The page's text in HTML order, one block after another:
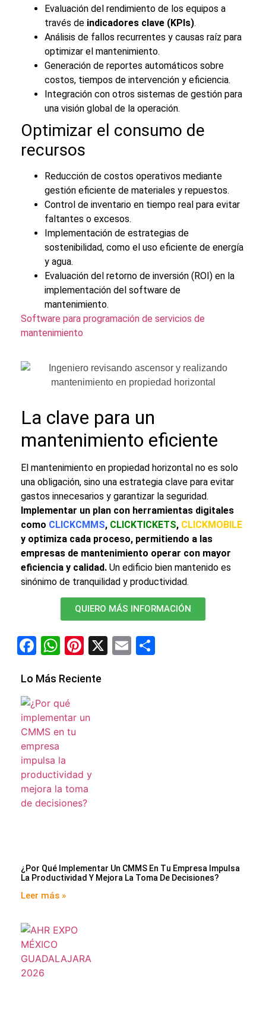
Evaluación del rendimiento de los equipos a
través de indicadores clave (KPIs).
Análisis de fallos recurrentes y causas raíz para
optimizar el mantenimiento.
Generación de reportes automáticos sobre
costos, tiempos de intervención y eficiencia.
Integración con otros sistemas de gestión para
una visión global de la operación.
Optimizar el consumo de
recursos
Reducción de costos operativos mediante
gestión eficiente de materiales y repuestos.
Control de inventario en tiempo real para evitar
faltantes o excesos.
Implementación de estrategias de
sostenibilidad, como el uso eficiente de energía
y agua.
Evaluación del retorno de inversión (ROI) en la
implementación del software de
mantenimiento.
Software para programación de servicios de
mantenimiento
La clave para un
mantenimiento eficiente
El mantenimiento en propiedad horizontal no es solo
una obligación, sino una estrategia clave para evitar
gastos innecesarios y garantizar la seguridad.
Implementar un plan con herramientas digitales
como CLICKCMMS, CLICKTICKETS, CLICKMOBILE
y optimiza cada proceso, permitiendo a las
empresas de mantenimiento operar con mayor
eficiencia y calidad. Un edificio bien mantenido es
sinónimo de tranquilidad y productividad.
QUIERO MÁS INFORMACIÓN
Facebook
WhatsApp
Pinterest
X Email
Lo Más Reciente
¿Por Qué Implementar Un CMMS En Tu Empresa Impulsa
La Productividad Y Mejora La Toma De Decisiones?
Leer más »